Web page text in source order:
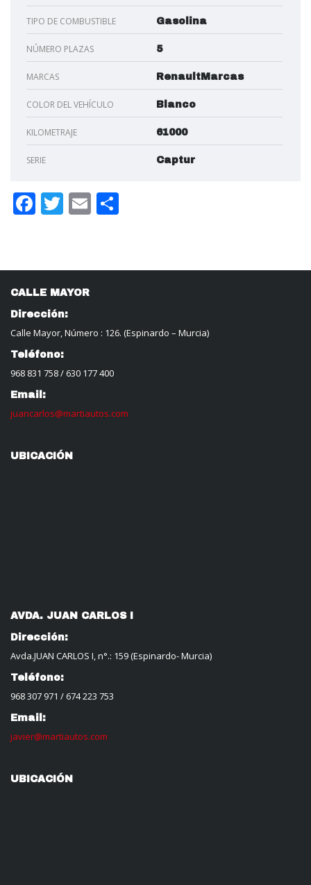
TIPO DE COMBUSTIBLE Gasolina
NÚMERO PLAZAS 5
MARCAS RenaultMarcas
COLOR DEL VEHÍCULO Blanco
KILOMETRAJE 61000
SERIE Captur
Facebook
Twitter
Email
CALLE MAYOR
Dirección:
Calle Mayor, Número : 126. (Espinardo – Murcia)
Teléfono:
968 831 758/ 630 177 400
Email:
juancarlos@martiautos.com
UBICACIÓN
AVDA. JUAN CARLOS I
Dirección:
Avda.JUAN CARLOS I, n°.: 159 (Espinardo- Murcia)
Teléfono:
968 307 971 / 674 223 753
Email:
javier@martiautos.com
UBICACIÓN